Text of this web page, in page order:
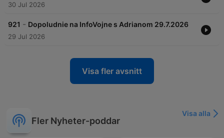
30 Jul 2026
921 - Dopoludnie na InfoVojne s Adrianom 29.7.2026
29 Jul 2026
Visa fler avsnitt
Fler Nyheter-poddar
Visa alla